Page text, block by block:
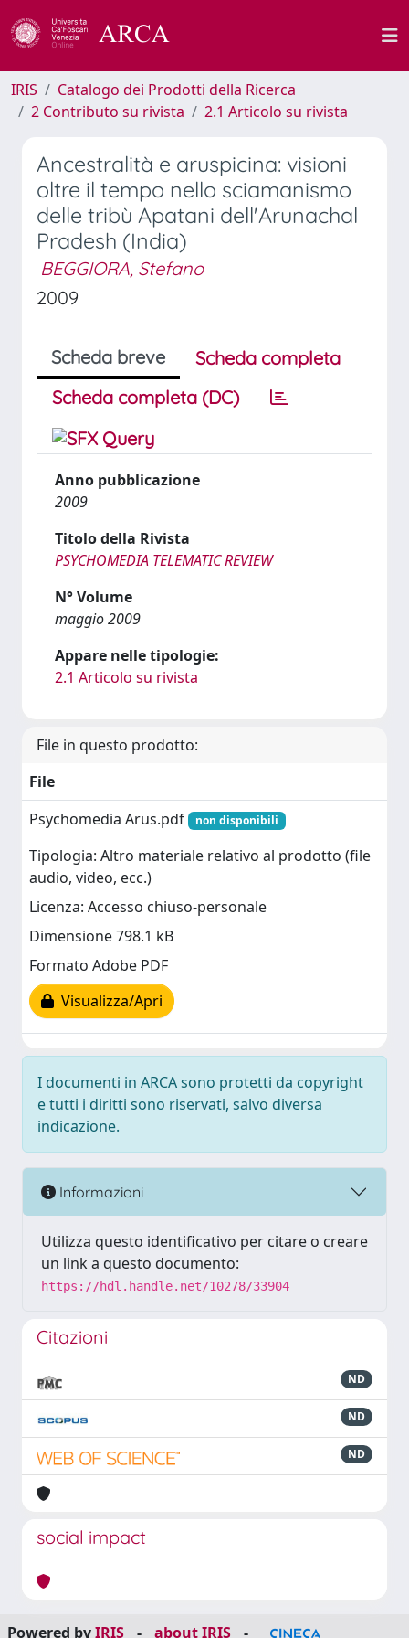
IRIS
Catalogo dei Prodotti della Ricerca
2 Contributo su rivista
2.1 Articolo su rivista
Ancestralità e aruspicina: visioni
oltre il tempo nello sciamanismo
delle tribù Apatani dell'Arunachal
Pradesh (India)
BEGGIORA, Stefano
2009
Scheda breve
Scheda completa
Scheda completa (DC)
Anno pubblicazione
2009
Titolo della Rivista
PSYCHOMEDIA TELEMATIC REVIEW
N° Volume
maggio 2009
Appare nelle tipologie:
2.1 Articolo su rivista
File in questo prodotto:
File
Psychomedia Arus.pdf
non disponibili
Tipologia: Altro materiale relativo al prodotto (file
audio, video, ecc.)
Licenza: Accesso chiuso-personale
Dimensione 798.1 kB
Formato Adobe PDF
Visualizza/Apri
I documenti in ARCA sono protetti da copyright
e tutti i diritti sono riservati, salvo diversa
indicazione.
Informazioni
Utilizza questo identificativo per citare o creare
un link a questo documento:
https://hdl.handle.net/10278/33904
Citazioni
ND
ND
ND
social impact
Powered byIRIS - about IRIS -